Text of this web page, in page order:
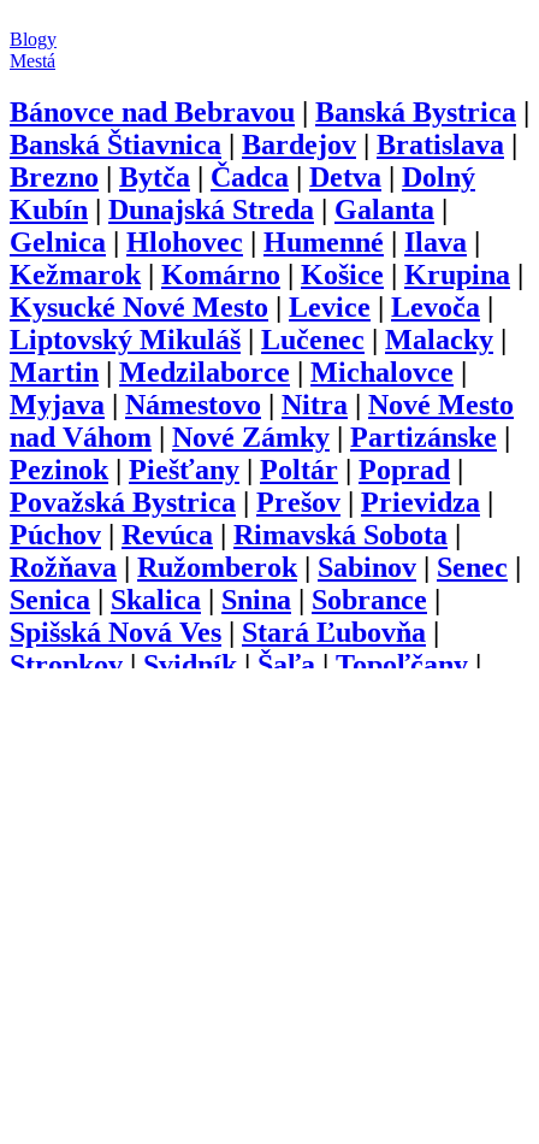
Blogy
Mestá
Bánovce nad Bebravou | Banská Bystrica |
Banská Štiavnica | Bardejov | Bratislava |
Brezno | Bytča | Čadca | Detva | Dolný
Kubín | Dunajská Streda | Galanta |
Gelnica | Hlohovec | Humenné | Ilava |
Kežmarok | Komárno | Košice | Krupina |
Kysucké Nové Mesto | Levice | Levoča |
Liptovský Mikuláš | Lučenec | Malacky |
Martin | Medzilaborce | Michalovce |
Myjava | Námestovo | Nitra | Nové Mesto
nad Váhom | Nové Zámky | Partizánske |
Pezinok | Piešťany | Poltár | Poprad |
Považská Bystrica | Prešov | Prievidza |
Púchov | Revúca | Rimavská Sobota |
Rožňava | Ružomberok | Sabinov | Senec |
Senica | Skalica | Snina | Sobrance |
Spišská Nová Ves | Stará Ľubovňa |
Stropkov | Svidník | Šaľa | Topoľčany |